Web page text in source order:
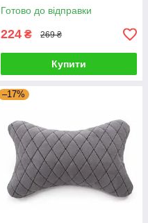
Готово до відправки
224 ₴ 269 ₴
Купити
–17%